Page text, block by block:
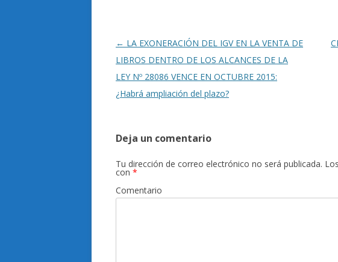
Navegación
de
entradas
← LA EXONERACIÓN DEL IGV EN LA VENTA DE
LIBROS DENTRO DE LOS ALCANCES DE LA
LEY Nº 28086 VENCE EN OCTUBRE 2015:
¿Habrá ampliación del plazo?
Deja un comentario
Tu dirección de correo electrónico no será publicada.
con *
Comentario